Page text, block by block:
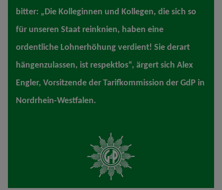
bitter: „Die Kolleginnen und Kollegen, die sich so
für unseren Staat reinknien, haben eine
ordentliche Lohnerhöhung verdient! Sie derart
hängenzulassen, ist respektlos“, ärgert sich Alex
Engler, Vorsitzende der Tarifkommission der GdP in
Nordrhein-Westfalen.